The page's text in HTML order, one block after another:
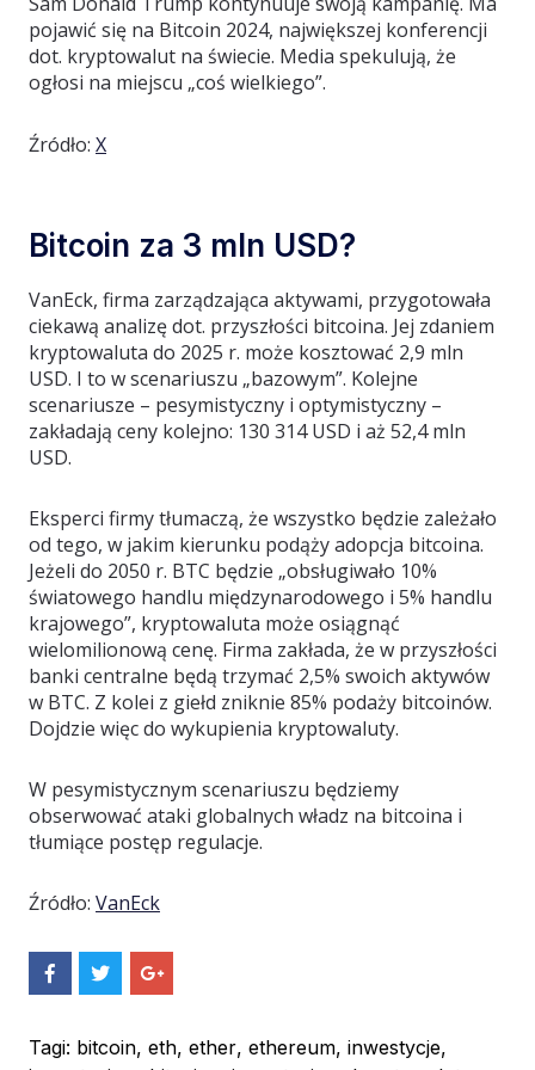
pojawić się na Bitcoin 2024, największej konferencji
dot. kryptowalut na świecie. Media spekulują, że
ogłosi na miejscu „coś wielkiego”.
Źródło: X
Bitcoin za 3 mln USD?
VanEck, firma zarządzająca aktywami, przygotowała
ciekawą analizę dot. przyszłości bitcoina. Jej zdaniem
kryptowaluta do 2025 r. może kosztować 2,9 mln
USD. I to w scenariuszu „bazowym”. Kolejne
scenariusze – pesymistyczny i optymistyczny –
zakładają ceny kolejno: 130 314 USD i aż 52,4 mln
USD.
Eksperci firmy tłumaczą, że wszystko będzie zależało
od tego, w jakim kierunku podąży adopcja bitcoina.
Jeżeli do 2050 r. BTC będzie „obsługiwało 10%
światowego handlu międzynarodowego i 5% handlu
krajowego”, kryptowaluta może osiągnąć
wielomilionową cenę. Firma zakłada, że w przyszłości
banki centralne będą trzymać 2,5% swoich aktywów
w BTC. Z kolei z giełd zniknie 85% podaży bitcoinów.
Dojdzie więc do wykupienia kryptowaluty.
W pesymistycznym scenariuszu będziemy
obserwować ataki globalnych władz na bitcoina i
tłumiące postęp regulacje.
Źródło: VanEck
h
e
h
e
S
h
e
Tagi: bitcoin, eth, ether, ethereum, inwestycje,